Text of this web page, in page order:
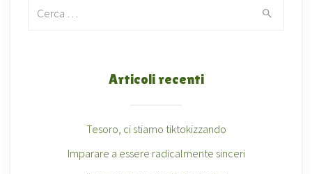
Articoli recenti
Tesoro, ci stiamo tiktokizzando
Imparare a essere radicalmente sinceri